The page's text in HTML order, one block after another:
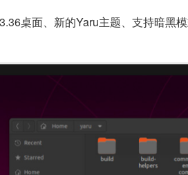
桌面、新的Yaru主题、支持暗